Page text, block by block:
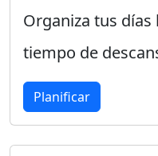
Organiza tus
tiempo de
Planificar